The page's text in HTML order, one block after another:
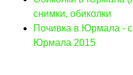
снимки, обиколки
Почивка в Юрмала -
Юрмала 2015